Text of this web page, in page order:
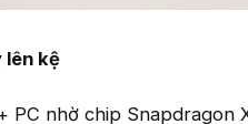
lên kệ
PC nhờ chip Snapdragon